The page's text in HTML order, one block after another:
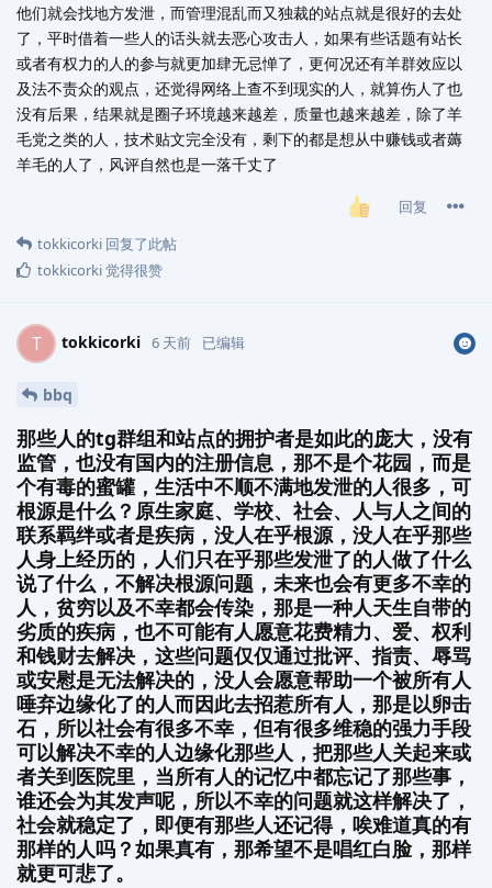
他们就会找地方发泄，而管理混乱而又独裁的站点就是很好的去处
了，平时借着一些人的话头就去恶心攻击人，如果有些话题有站长
或者有权力的人的参与就更加肆无忌惮了，更何况还有羊群效应以
及法不责众的观点，还觉得网络上查不到现实的人，就算伤人了也
没有后果，结果就是圈子环境越来越差，质量也越来越差，除了羊
毛党之类的人，技术贴文完全没有，剩下的都是想从中赚钱或者薅
羊毛的人了，风评自然也是一落千丈了
回复
tokkicorki 回复了此帖
tokkicorki觉得很赞
T tokkicorki 6 天前 已编辑
bbq
那些人的tg群组和站点的拥护者是如此的庞大，没有
监管，也没有国内的注册信息，那不是个花园，而是
个有毒的蜜罐，生活中不顺不满地发泄的人很多，可
根源是什么？原生家庭、学校、社会、人与人之间的
联系羁绊或者是疾病，没人在乎根源，没人在乎那些
人身上经历的，人们只在乎那些发泄了的人做了什么
说了什么，不解决根源问题，未来也会有更多不幸的
人，贫穷以及不幸都会传染，那是一种人天生自带的
劣质的疾病，也不可能有人愿意花费精力、爱、权利
和钱财去解决，这些问题仅仅通过批评、指责、辱骂
或安慰是无法解决的，没人会愿意帮助一个被所有人
唾弃边缘化了的人而因此去招惹所有人，那是以卵击
石，所以社会有很多不幸，但有很多维稳的强力手段
可以解决不幸的人边缘化那些人，把那些人关起来或
者关到医院里，当所有人的记忆中都忘记了那些事，
谁还会为其发声呢，所以不幸的问题就这样解决了，
社会就稳定了，即便有那些人还记得，唉难道真的有
那样的人吗？如果真有，那希望不是唱红白脸，那样
就更可悲了。